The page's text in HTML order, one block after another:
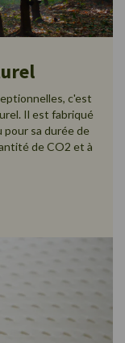
c'est
Il est fabriqué
pour sa durée de
de CO2 et à